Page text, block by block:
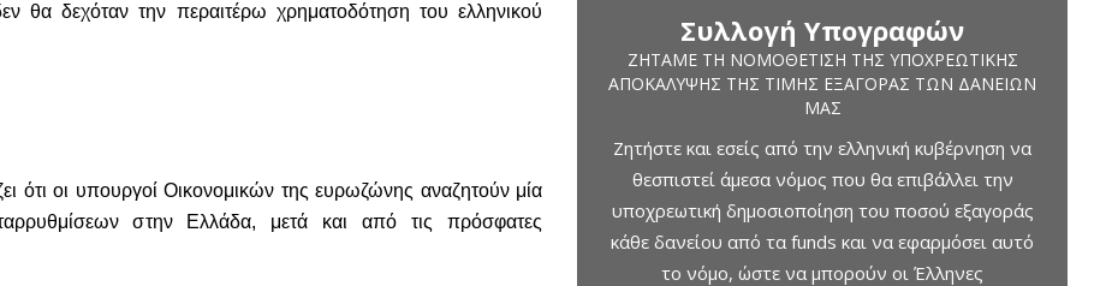
θα δεχόταν την περαιτέρω χρηματοδότηση του ελληνικού
ότι οι υπουργοί Οικονομικών της ευρωζώνης αναζητούν μία
στην Ελλάδα, μετά και από τις πρόσφατες
Συλλογή Υπογραφών
ΖΗΤΆΜΕ ΤΗ ΝΟΜΟΘΈΤΙΣΗ ΤΗΣ ΥΠΟΧΡΕΩΤΙΚΉΣ
ΑΠΟΚΆΛΥΨΗΣ ΤΗΣ ΤΙΜΉΣ ΕΞΑΓΟΡΆΣ ΤΩΝ ΔΑΝΕΊΩΝ
ΜΑΣ
Ζητήστε και εσείς από την ελληνική κυβέρνηση να
θεσπιστεί άμεσα νόμος που θα επιβάλλει την
υποχρεωτική δημοσιοποίηση του ποσού εξαγοράς
κάθε δανείου από τα funds και να εφαρμόσει αυτό
το νόμο, ώστε να μπορούν οι Έλληνες